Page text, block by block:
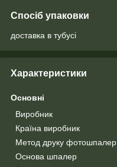
Спосіб упаковки
доставка в тубусі
Характеристики
Основні
Виробник
Країна виробник
Метод друку фотошпалер
Основа шпалер